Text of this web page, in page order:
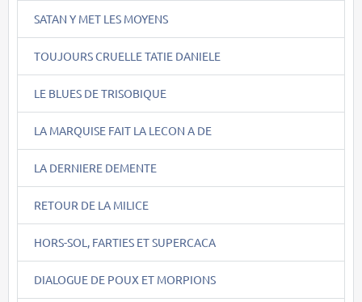
SATAN Y MET LES MOYENS
TOUJOURS CRUELLE TATIE DANIELE
LE BLUES DE TRISOBIQUE
LA MARQUISE FAIT LA LECON A DE
LA DERNIERE DEMENTE
RETOUR DE LA MILICE
HORS-SOL, FARTIES ET SUPERCACA
DIALOGUE DE POUX ET MORPIONS